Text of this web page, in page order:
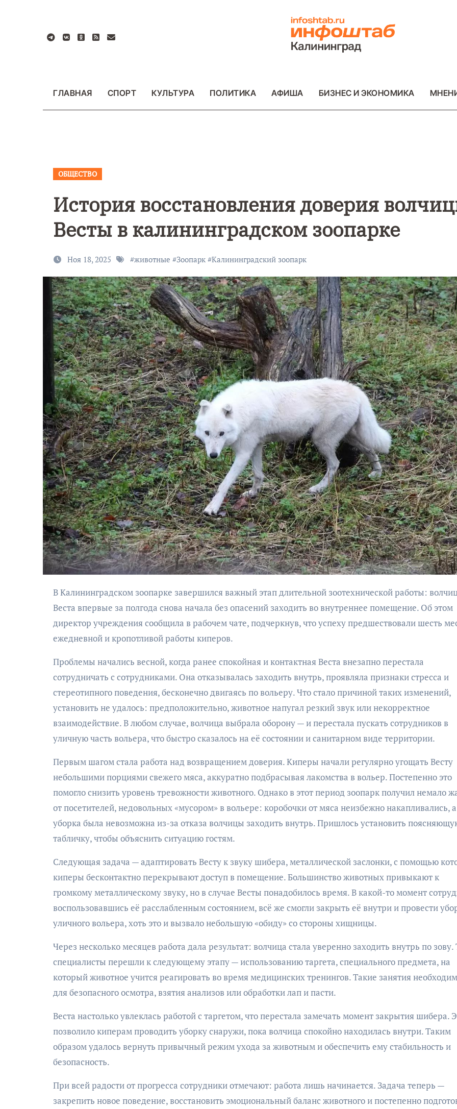
содержанию
ГЛАВНАЯ СПОРТ КУЛЬТУРА ПОЛИТИКА АФИША БИЗНЕС И ЭКОНОМИКА
ОБЩЕСТВО
История восстановления доверия
Весты в калининградском зоопарке
Ноя 18, 2025 #животные #Зоопарк #Калининградский зоопарк
В Калининградском зоопарке завершился важный этап длительной зоотехнической работы: волчица
Веста впервые за полгода снова начала без опасений заходить во внутреннее помещение. Об этом
директор учреждения сообщила в рабочем чате, подчеркнув, что успеху предшествовали шесть
ежедневной и кропотливой работы киперов.
Проблемы начались весной, когда ранее спокойная и контактная Веста внезапно перестала
сотрудничать с сотрудниками. Она отказывалась заходить внутрь, проявляла признаки стресса и
стереотипного поведения, бесконечно двигаясь по вольеру. Что стало причиной таких изменений,
установить не удалось: предположительно, животное напугал резкий звук или некорректное
взаимодействие. В любом случае, волчица выбрала оборону — и перестала пускать сотрудников в
уличную часть вольера, что быстро сказалось на её состоянии и санитарном виде территории.
Первым шагом стала работа над возвращением доверия. Киперы начали регулярно угощать Весту
небольшими порциями свежего мяса, аккуратно подбрасывая лакомства в вольер. Постепенно это
помогло снизить уровень тревожности животного. Однако в этот период зоопарк получил немало
от посетителей, недовольных «мусором» в вольере: коробочки от мяса неизбежно накапливались, а
уборка была невозможна из-за отказа волчицы заходить внутрь. Пришлось установить
табличку, чтобы объяснить ситуацию гостям.
Следующая задача — адаптировать Весту к звуку шибера, металлической заслонки, с помощью
киперы бесконтактно перекрывают доступ в помещение. Большинство животных привыкают к
громкому металлическому звуку, но в случае Весты понадобилось время. В какой-то момент
воспользовавшись её расслабленным состоянием, всё же смогли закрыть её внутри и провести
уличного вольера, хоть это и вызвало небольшую «обиду» со стороны хищницы.
Через несколько месяцев работа дала результат: волчица стала уверенно заходить внутрь по зову.
специалисты перешли к следующему этапу — использованию таргета, специального предмета, на
который животное учится реагировать во время медицинских тренингов. Такие занятия
для безопасного осмотра, взятия анализов или обработки лап и пасти.
Веста настолько увлеклась работой с таргетом, что перестала замечать момент закрытия шибера.
позволило киперам проводить уборку снаружи, пока волчица спокойно находилась внутри. Таким
образом удалось вернуть привычный режим ухода за животным и обеспечить ему стабильность и
безопасность.
При всей радости от прогресса сотрудники отмечают: работа лишь начинается. Задача теперь —
закрепить новое поведение, восстановить эмоциональный баланс животного и постепенно
9 Мая — День
Победы!
Уникальное
северное
сияние
запечатлели
над Балтикой
как
после
бурана
АФИША
поэтический
моноспектакль
«Исповедь в четыре
четверти пути»
АФИША
КУЛЬТУРА
Николай Патрушев
проведение в
морского фестиваля
АФИША
ОБЩЕСТВО
Организаторы
фестиваля
«Открытое